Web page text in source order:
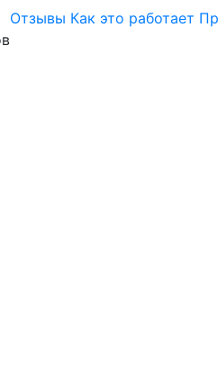
Отзывы Как это работает